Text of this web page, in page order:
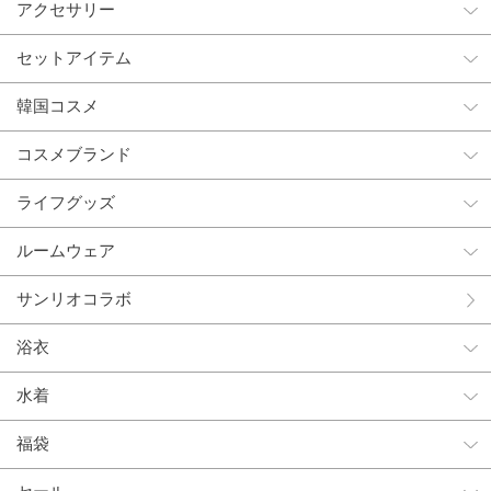
アクセサリー
セットアイテム
韓国コスメ
コスメブランド
ライフグッズ
ルームウェア
サンリオコラボ
浴衣
水着
福袋